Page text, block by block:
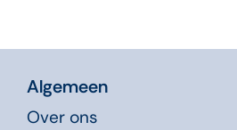
Algemeen
Over ons